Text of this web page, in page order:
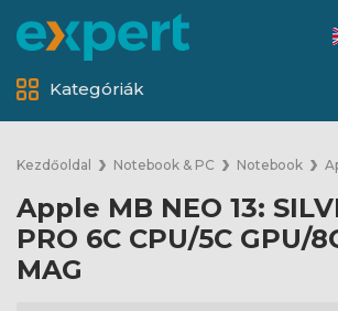
Kategóriák
Kezdőoldal Notebook & PC Notebook
Apple MB NEO 13:
PRO 6C CPU/5C GPU/
MAG